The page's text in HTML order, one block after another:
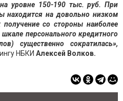
на уровне 150-190 тыс. руб. При
находится на довольно низком
со стороны наиболее
персонального кредитного
существенно сократилась»,
НБКИ Алексей Волков.